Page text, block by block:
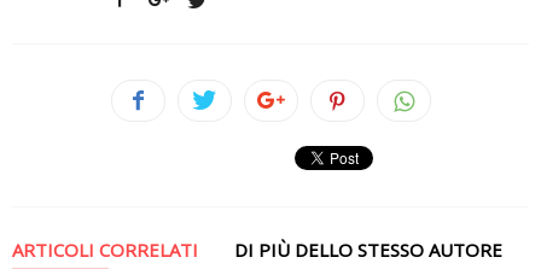
ARTICOLI CORRELATI DI PIÙ DELLO STESSO AUTORE